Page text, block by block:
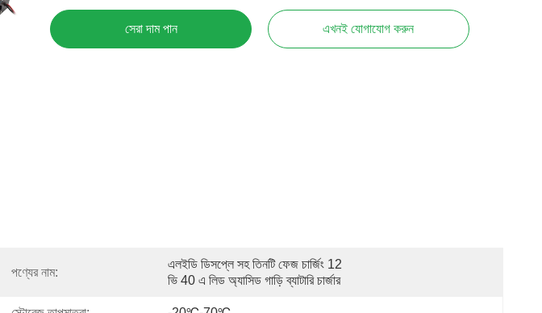
সেরা দাম পান এখনই যোগাযোগ করুন
পণ্যের নাম:
এলইডি ডিসপ্লে সহ তিনটি ফেজ চার্জিং 12
ভি 40 এ লিড অ্যাসিড গাড়ি ব্যাটারি চার্জার